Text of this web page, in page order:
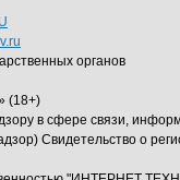
органов
(18+)
в сфере связи,
Свидетельство о